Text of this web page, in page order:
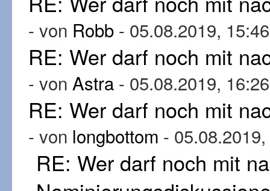
- von Robb - 05.08.2019, 15:46
RE: Wer darf noch mit
- von Astra - 05.08.2019, 16:26
RE: Wer darf noch mit
- von longbottom -
RE: Wer darf noch mit